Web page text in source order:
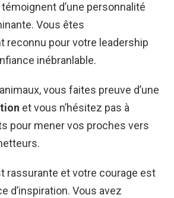
témoignent d’une personnalité
Vous êtes
reconnu pour votre leadership
inébranlable.
vous faites preuve d’une
et vous n’hésitez pas à
pour mener vos proches vers
rassurante et votre courage est
d’inspiration. Vous avez